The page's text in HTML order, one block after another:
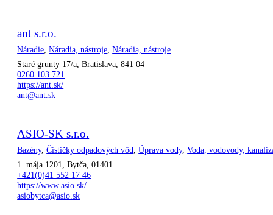
ant s.r.o.
Náradie ,Náradia, nástroje ,Náradia, nástroje
Staré grunty 17/a, Bratislava, 841 04
0260 103 721
https://ant.sk/
ant@ant.sk
ASIO-SK s.r.o.
Bazény,Čističky odpadových vôd ,Úprava vody,Voda, vodovody,
1. mája 1201, Bytča, 01401
+421(0)41 552 17 46
https://www.asio.sk/
asiobytca@asio.sk